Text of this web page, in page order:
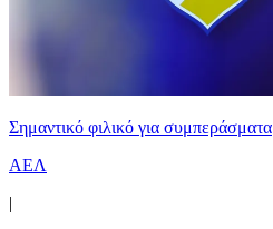
Σημαντικό φιλικό για συμπεράσματα
ΑΕΛ
|